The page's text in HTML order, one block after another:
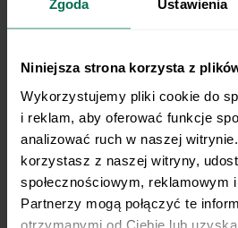
Zgoda Ustawienia
Niniejsza strona korzysta z
Wykorzystujemy pliki cookie do
i reklam, aby oferować funkcje
analizować ruch w naszej
korzystasz z naszej witryny,
społecznościowym, reklamowym
Partnerzy mogą połączyć te
otrzymanymi od Ciebie lub
Trenujesz
My robimy
Opieka dietetyka sportowego
żywieniowy dopasowany do
treningów i sportowych
dobrana dieta
Zacznij